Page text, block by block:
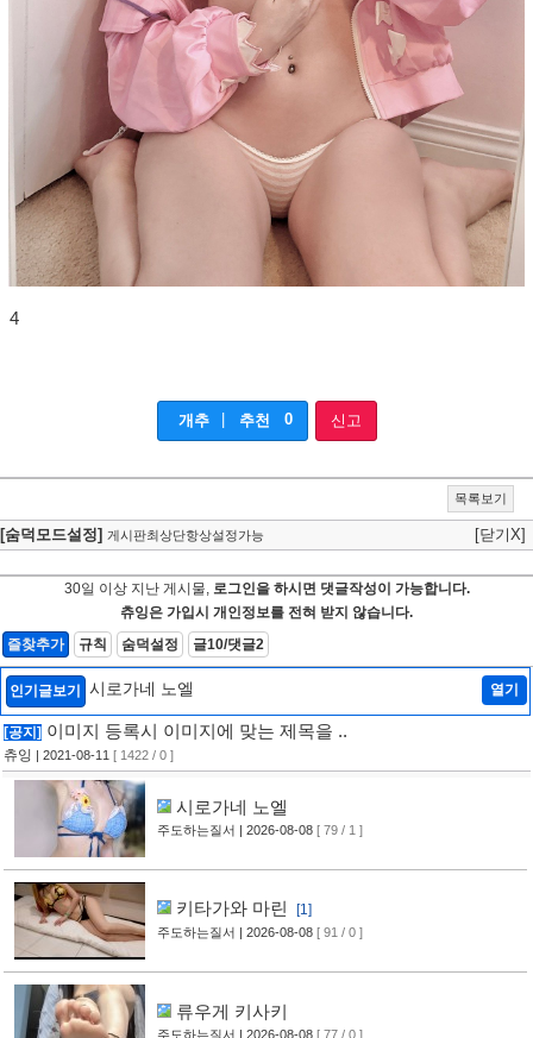
4
개추 추천 0 신고
목록보기
[숨덕모드설정] 게시판최상단항상설정가능 [닫기X]
30일 이상 지난 게시물, 로그인을 하시면 댓글작성이 가능합니다.
츄잉은 가입시 개인정보를 전혀 받지 않습니다.
즐찾추가
규칙 숨덕설정 글10/댓글2
인기글보기 시로가네 노엘 열기
[공지] 이미지 등록시 이미지에 맞는 제목을 ..
츄잉 | 2021-08-11 [ 1422 / 0 ]
시로가네 노엘
주도하는질서 | 2026-08-08 [ 79 / 1 ]
키타가와 마린 [1]
주도하는질서 | 2026-08-08 [ 91 / 0 ]
류우게 키사키
주도하는질서 | 2026-08-08 [ 77 / 0 ]